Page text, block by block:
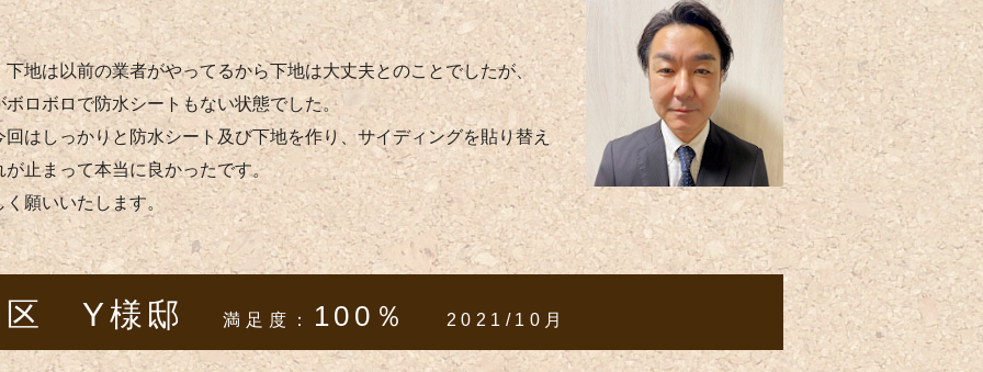
地は以前の業者がやってるから下地は大丈夫とのことでしたが、
ロボロで防水シートもない状態でした。
はしっかりと防水シート及び下地を作り、サイディングを貼り替え
止まって本当に良かったです。
願いいたします。
区 Y様邸満足度： 100％ 2021/10月